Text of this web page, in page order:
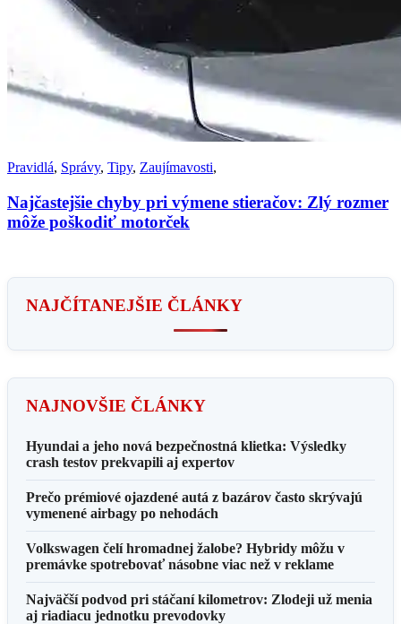
Pravidlá, Správy, Tipy, Zaujímavosti,
Najčastejšie chyby pri výmene stieračov: Zlý rozmer
môže poškodiť motorček
NAJČÍTANEJŠIE ČLÁNKY
NAJNOVŠIE ČLÁNKY
Hyundai a jeho nová bezpečnostná klietka: Výsledky
crash testov prekvapili aj expertov
Prečo prémiové ojazdené autá z bazárov často skrývajú
vymenené airbagy po nehodách
Volkswagen čelí hromadnej žalobe? Hybridy môžu v
premávke spotrebovať násobne viac než v reklame
Najväčší podvod pri stáčaní kilometrov: Zlodeji už menia
aj riadiacu jednotku prevodovky